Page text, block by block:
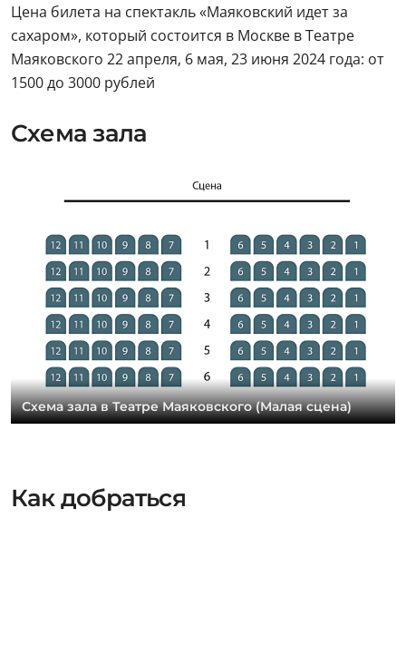
Цена билета на спектакль «Маяковский идет за
сахаром», который состоится в Москве в Театре
Маяковского 22 апреля, 6 мая, 23 июня 2024 года: от
1500 до 3000 рублей
Схема зала
Схема зала в Театре Маяковского (Малая сцена)
Как добраться